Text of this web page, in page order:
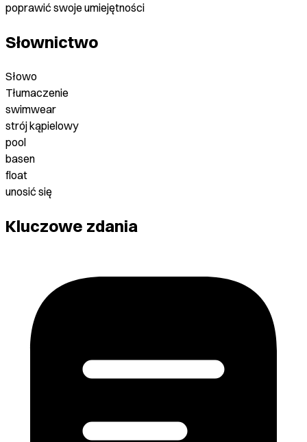
poprawić swoje umiejętności
Słownictwo
Słowo
Tłumaczenie
swimwear
strój kąpielowy
pool
basen
float
unosić się
Kluczowe zdania